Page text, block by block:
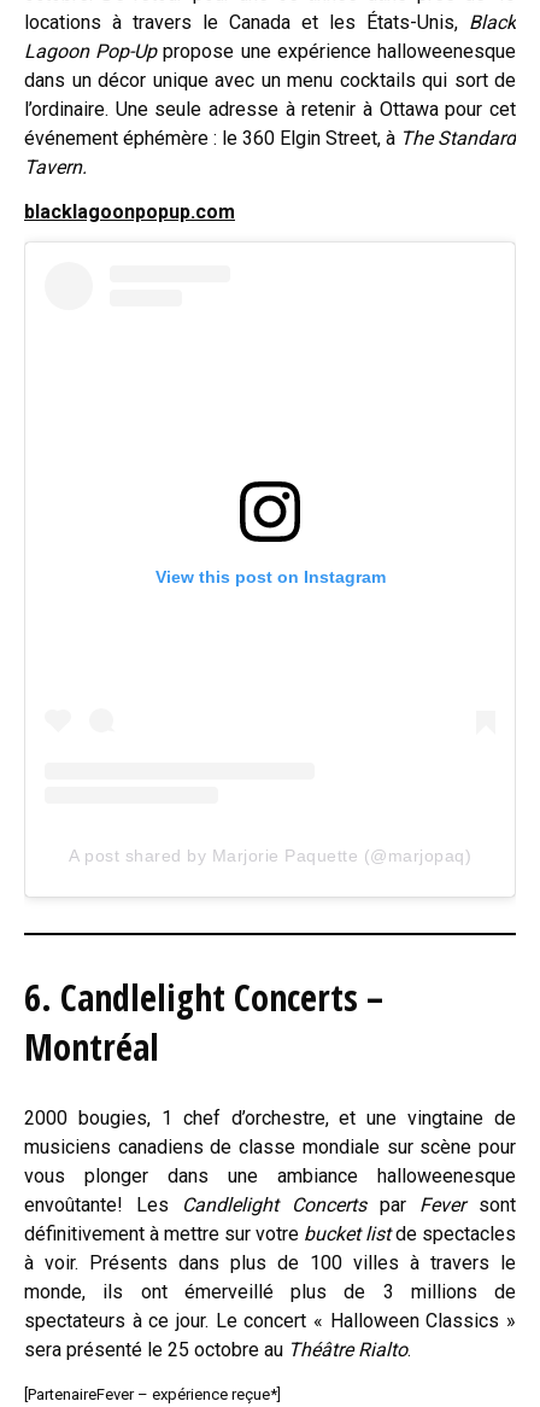
locations à travers le Canada et les États-Unis, Black
Lagoon Pop-Uppropose une expérience halloweenesque
dans un décor unique avec un menu cocktails qui sort de
l’ordinaire. Une seule adresse à retenir à Ottawa pour cet
événement éphémère : le 360 Elgin Street, à The Standard
Tavern.
blacklagoonpopup.com
View this post on Instagram
A post shared by Marjorie Paquette (@marjopaq)
6. Candlelight Concerts –
Montréal
2000 bougies, 1 chef d’orchestre, et une vingtaine de
musiciens canadiens de classe mondiale sur scène pour
vous plonger dans une ambiance halloweenesque
envoûtante! Les
Candlelight Concerts par Feversont
définitivement à mettre sur votre bucket listde spectacles
à voir. Présents dans plus de 100 villes à travers le
monde, ils ont émerveillé plus de 3 millions de
spectateurs à ce jour. Le concert « Halloween Classics »
sera présenté le 25 octobre au Théâtre Rialto.
[PartenaireFever – expérience reçue*]